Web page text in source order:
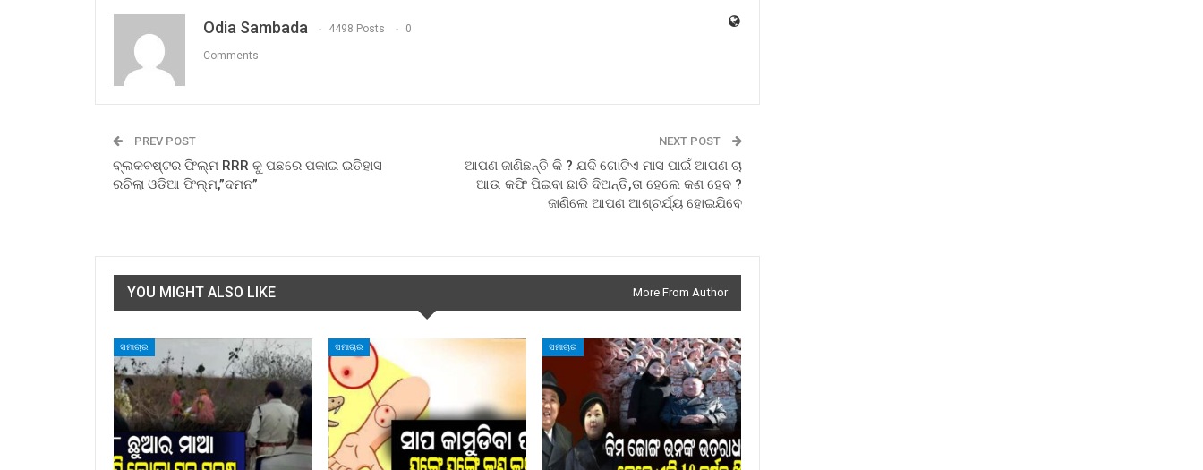
Odia Sambada 4498 Posts 0
Comments
PREV POST
ବ୍ଲକବଷ୍ଟର ଫିଲ୍ମ RRR କୁ ପଛରେ ପକାଇ ଇତିହାସ
ରଚିଲା ଓଡିଆ ଫିଲ୍ମ,”ଦମନ”
NEXT POST
ଆପଣ ଜାଣିଛନ୍ତି କି ? ଯଦି ଗୋଟିଏ ମାସ ପାଇଁ ଆପଣ ଚା
ଆଉ କଫି ପିଇବା ଛାଡି ଦିଅନ୍ତି,ତା ହେଲେ କଣ ହେବ ?
ଜାଣିଲେ ଆପଣ ଆଶ୍ଚର୍ଯ୍ୟ ହୋଇଯିବେ
YOU MIGHT ALSO LIKE More From Author
ସମାଚାର ସମାଚାର ସମାଚାର